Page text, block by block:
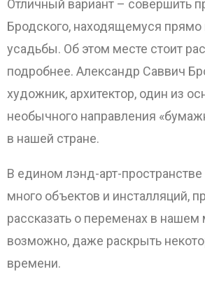
Отличный вариант – совершить
Бродского, находящемуся прямо
усадьбы. Об этом месте стоит
подробнее. Александр Саввич
художник, архитектор, один из
необычного направления
в нашей стране.
В едином лэнд-арт-
много объектов и инсталляций,
рассказать о переменах в нашем
возможно, даже раскрыть
времени.